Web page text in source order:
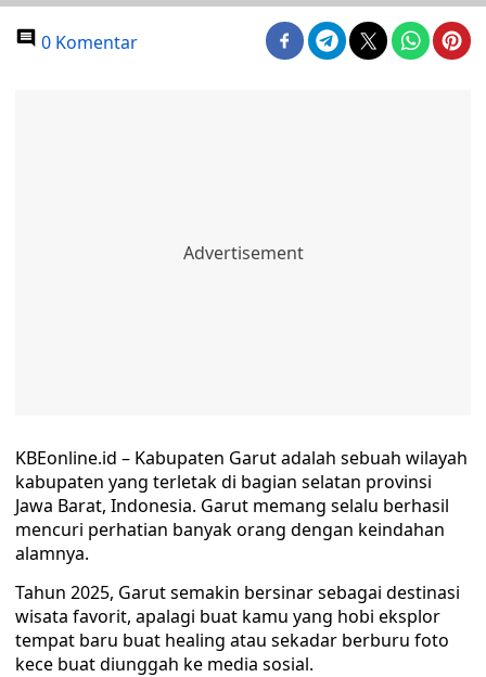
0 Komentar
KBEonline.id – Kabupaten Garut adalah sebuah wilayah
kabupaten yang terletak di bagian selatan provinsi
Jawa Barat, Indonesia. Garut memang selalu berhasil
mencuri perhatian banyak orang dengan keindahan
alamnya.
Tahun 2025, Garut semakin bersinar sebagai destinasi
wisata favorit, apalagi buat kamu yang hobi eksplor
tempat baru buat healing atau sekadar berburu foto
kece buat diunggah ke media sosial.